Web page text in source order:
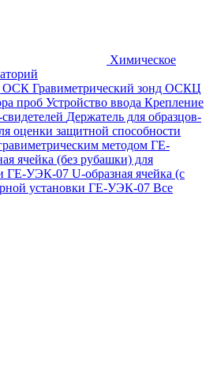
Химическое
ОСК Гравиметрический зонд ОСКЦ
проб Устройство ввода Крепление
Держатель для образцов-
оценки защитной способности
методом ГЕ-
ячейка (без рубашки) для
ГЕ-УЭК-07 U-образная ячейка (с
установки ГЕ-УЭК-07 Все